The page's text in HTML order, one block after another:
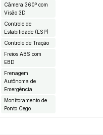
Câmera 360º com
Visão 3D
Controle de
Estabilidade (ESP)
Controle de Tração
Freios ABS com
EBD
Frenagem
Autônoma de
Emergência
Monitoramento de
Ponto Cego